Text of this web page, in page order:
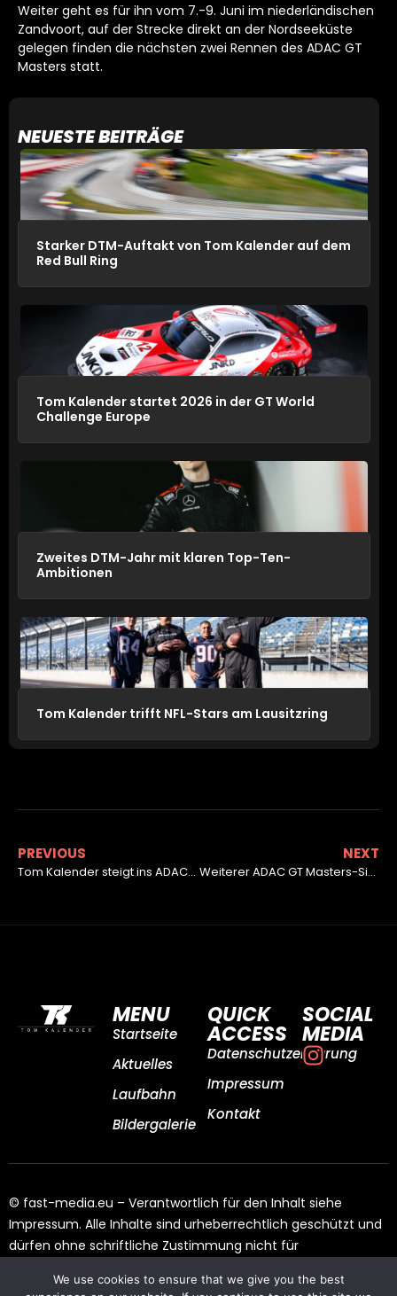
NEUESTE BEITRÄGE
Starker DTM-Auftakt von Tom Kalender auf dem
Red Bull Ring
Tom Kalender startet 2026 in der GT World
Challenge Europe
Zweites DTM-Jahr mit klaren Top-Ten-
Ambitionen
Tom Kalender trifft NFL-Stars am Lausitzring
Weiter geht es für ihn vom 7.-9. Juni im niederländischen
Zandvoort, auf der Strecke direkt an der Nordseeküste
gelegen finden die nächsten zwei Rennen des ADAC GT
Masters statt.
PREVIOUS
Tom Kalender steigt ins ADAC GT Masters auf
NEXT
Weiterer ADAC GT Masters-Sieg in Zandvoort eingefahren
MENU
Startseite
Aktuelles
Laufbahn
Bildergalerie
QUICK
ACCESS
Datenschutzerklärung
Impressum
Kontakt
SOCIAL
MEDIA
© fast-media.eu – Verantwortlich für den Inhalt siehe
Impressum. Alle Inhalte sind urheberrechtlich geschützt und
dürfen ohne schriftliche Zustimmung nicht für
We use cookies to ensure that we give you the best